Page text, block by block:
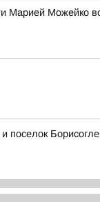
Марией Можейко
поселок